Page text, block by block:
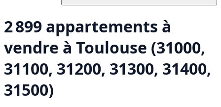
2 899 appartements à
vendre à Toulouse (31000,
31100, 31200, 31300, 31400,
31500)